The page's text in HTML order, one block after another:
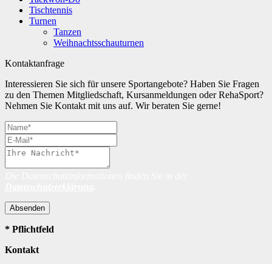
Tischtennis
Turnen
Tanzen
Weihnachtsschauturnen
Kontaktanfrage
Interessieren Sie sich für unsere Sportangebote? Haben Sie Fragen
zu den Themen Mitgliedschaft, Kursanmeldungen oder RehaSport?
Nehmen Sie Kontakt mit uns auf. Wir beraten Sie gerne!
Absenden
* Pflichtfeld
Kontakt